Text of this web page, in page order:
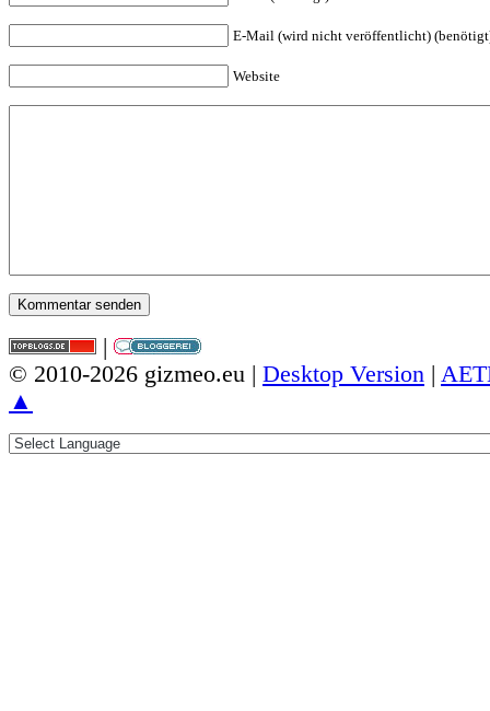
E-Mail (wird nicht veröffentlicht)
Website
|
© 2010-2026 gizmeo.eu | Desktop Version |
▲